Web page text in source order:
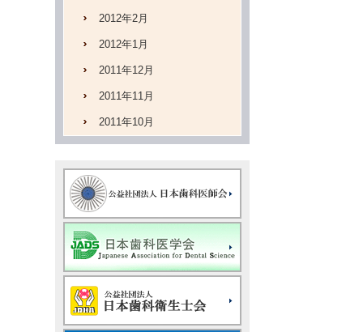
2012年2月
2012年1月
2011年12月
2011年11月
2011年10月